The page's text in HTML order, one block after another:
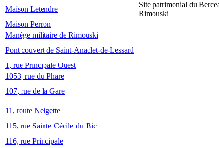
Maison Letendre
Site patrimonial du
Rimouski
Maison Perron
Manège militaire de Rimouski
Pont couvert de Saint-Anaclet-de-Lessard
1, rue Principale Ouest
1053, rue du Phare
107, rue de la Gare
11, route Neigette
115, rue Sainte-Cécile-du-Bic
116, rue Principale